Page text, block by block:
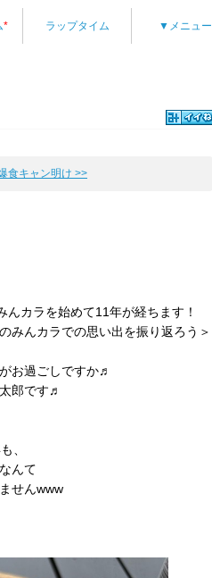
* ラップタイム ▼メニュー
食キャン明け >>
んカラを始めて11年が経ちます！
みんカラでの思い出を振り返ろう＞
お過ごしですか♬
郎です♬
、
んて
せんwww